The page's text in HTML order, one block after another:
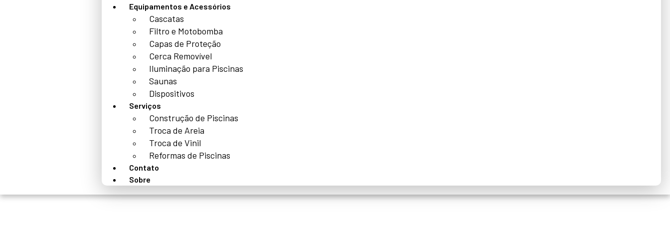
Equipamentos e Acessórios
Cascatas
Filtro e Motobomba
Capas de Proteção
Cerca Removível
Iluminação para Piscinas
Saunas
Dispositivos
Serviços
Construção de Piscinas
Troca de Areia
Troca de Vinil
Reformas de Piscinas
Contato
Sobre